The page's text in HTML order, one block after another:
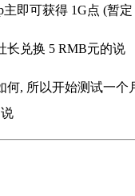
即可获得 1G点 (暂定
长兑换 5 RMB元的说
何, 所以开始测试一个